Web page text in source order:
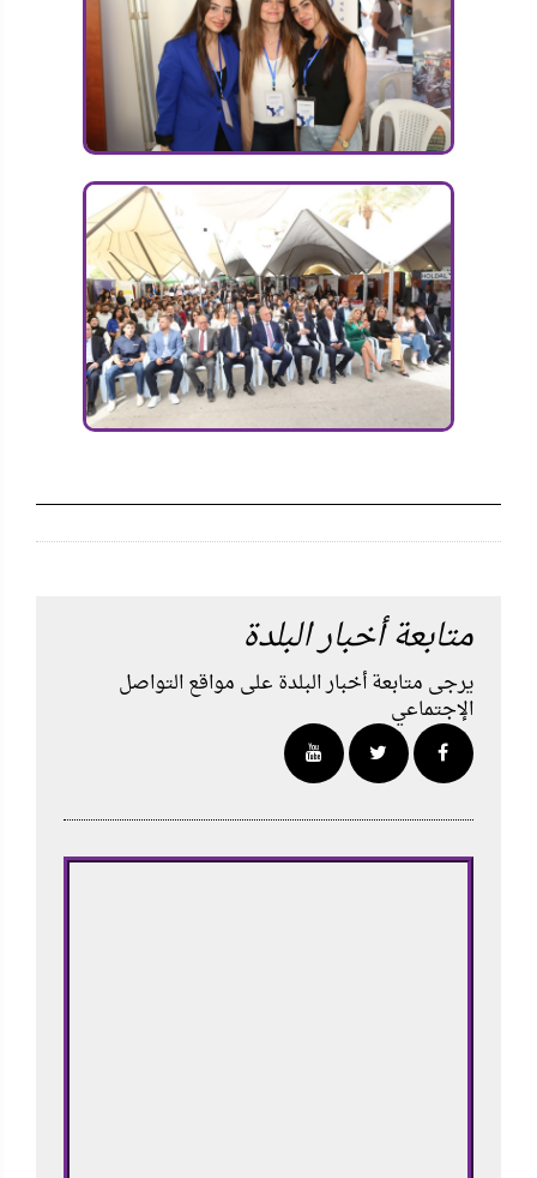
متابعة أخبار البلدة
يرجى متابعة أخبار البلدة على مواقع التواصل
الإجتماعي